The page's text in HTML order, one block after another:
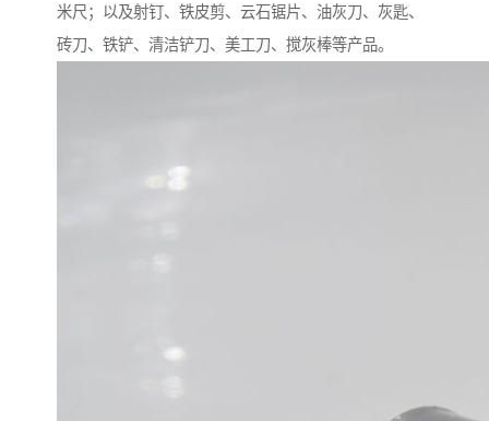
米尺；以及射钉、铁皮剪、云石锯片、油灰刀、灰匙、
砖刀、铁铲、清洁铲刀、美工刀、搅灰棒等产品。